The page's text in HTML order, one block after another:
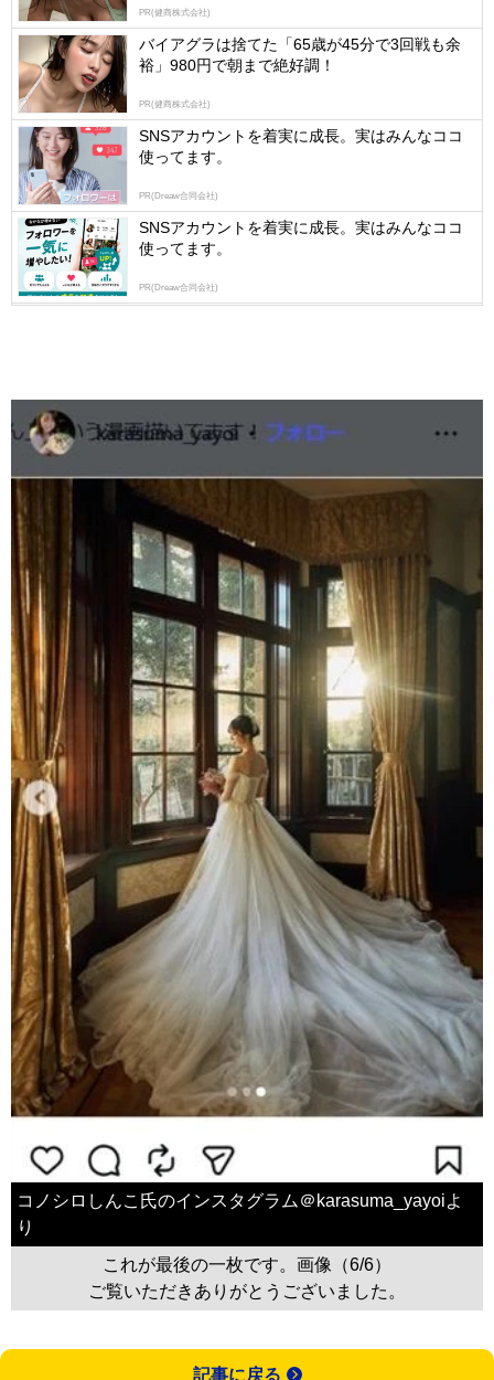
PR(健商株式会社)
バイアグラは捨てた「65歳が45分で3回戦も余
裕」980円で朝まで絶好調！
PR(健商株式会社)
SNSアカウントを着実に成長。実はみんなココ
使ってます。
PR(Dreaw合同会社)
SNSアカウントを着実に成長。実はみんなココ
使ってます。
PR(Dreaw合同会社)
コノシロしんこ氏のインスタグラム＠karasuma_yayoiよ
り
これが最後の一枚です。画像（6/6）
ご覧いただきありがとうございました。
記事に戻る